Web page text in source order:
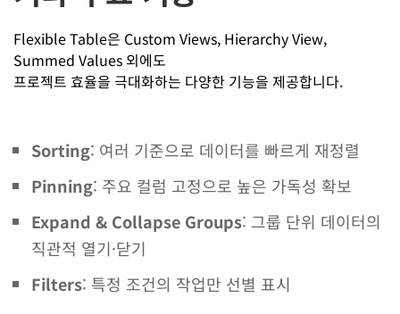
Flexible Table은 Custom Views, Hierarchy View,
Summed Values 외에도
프로젝트 효율을 극대화하는 다양한 기능을 제공합니다.
Sorting: 여러 기준으로 데이터를 빠르게 재정렬
Pinning: 주요 컬럼 고정으로 높은 가독성 확보
Expand & Collapse Groups: 그룹 단위 데이터의
직관적 열기·닫기
Filters: 특정 조건의 작업만 선별 표시